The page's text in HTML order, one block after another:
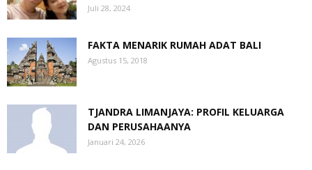
Juli 28, 2024
FAKTA MENARIK RUMAH ADAT BALI
Agustus 15, 2018
TJANDRA LIMANJAYA: PROFIL KELUARGA
DAN PERUSAHAANYA
Januari 24, 2026